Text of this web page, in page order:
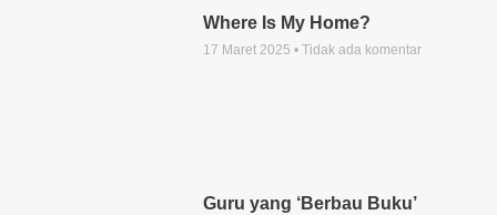
Where Is My Home?
17 Maret 2025 Tidak ada komentar
Guru yang ‘Berbau Buku’